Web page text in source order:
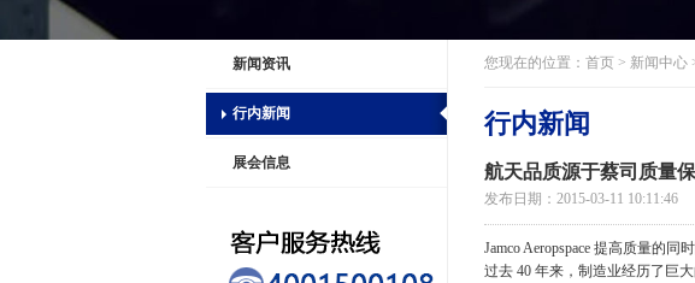
新闻资讯
行内新闻
展会信息
您现在的位置： 首页 > 新闻中心
行内新闻
航天品质源于蔡司质量
发布日期：2015-03-11 10:11:46
Jamco Aeropspace 提高质量的同
过去 40 年来，制造业经历了巨